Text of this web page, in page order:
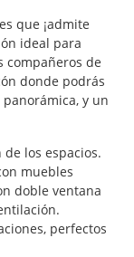
que ¡admite
ideal para
compañeros de
donde podrás
y un
los espacios.
muebles
doble ventana
perfectos